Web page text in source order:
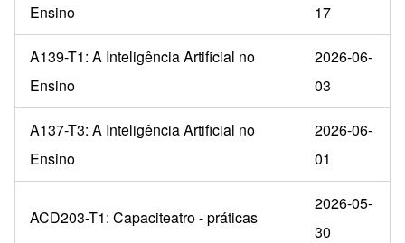
Ensino
17
A139-T1: A Inteligência Artificial no
Ensino
2026-06-
03
A137-T3: A Inteligência Artificial no
Ensino
2026-06-
01
ACD203-T1: Capaciteatro - práticas
2026-05-
30